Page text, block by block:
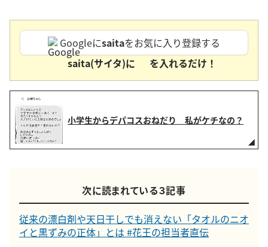
Googleにsaitaをお気に入り登録する
saita(サイタ)に
を入れるだけ！
小学生からデパコスおねだり 私がケチなの？
次に読まれている３記事
従来の漂白剤や天日干しでも消えない「タオルのニオ
イと黒ずみの正体」とは #花王の担当者直伝